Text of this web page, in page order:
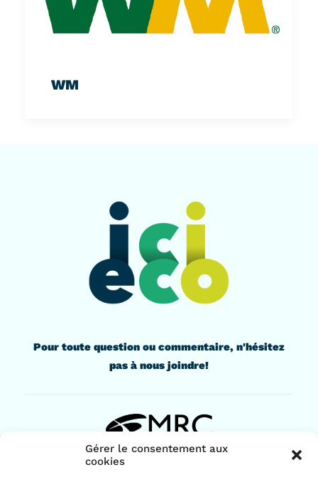
Gérer le consentement aux
cookies
WM
Pour toute question ou commentaire, n'hésitez
pas à nous joindre!